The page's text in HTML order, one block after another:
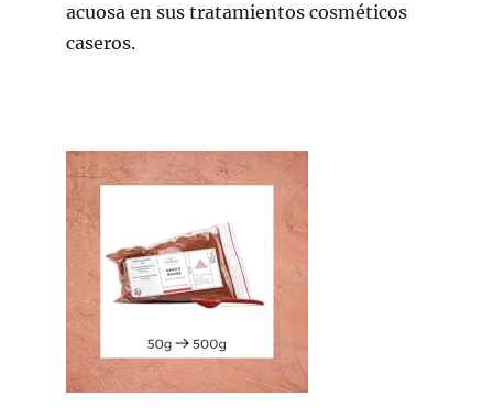
acuosa en sus tratamientos cosméticos
caseros.